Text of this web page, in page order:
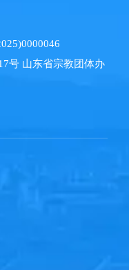
号 山东省宗教团体办